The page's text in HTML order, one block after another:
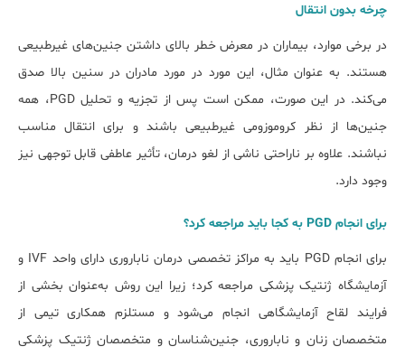
چرخه‌ بدون انتقال
در برخی موارد، بیماران در معرض خطر بالای داشتن جنین‌های غیرطبیعی
هستند. به عنوان مثال، این مورد در مورد مادران در سنین بالا صدق
می‌کند. در این صورت، ممکن است پس از تجزیه و تحلیل PGD، همه
جنین‌ها از نظر کروموزومی غیرطبیعی باشند و برای انتقال مناسب
نباشند. علاوه بر ناراحتی ناشی از لغو درمان، تأثیر عاطفی قابل توجهی نیز
وجود دارد.
برای انجام PGD به کجا باید مراجعه کرد؟
برای انجام PGD باید به مراکز تخصصی درمان ناباروری دارای واحد IVF و
آزمایشگاه ژنتیک پزشکی مراجعه کرد؛ زیرا این روش به‌عنوان بخشی از
فرایند لقاح آزمایشگاهی انجام می‌شود و مستلزم همکاری تیمی از
متخصصان زنان و ناباروری، جنین‌شناسان و متخصصان ژنتیک پزشکی